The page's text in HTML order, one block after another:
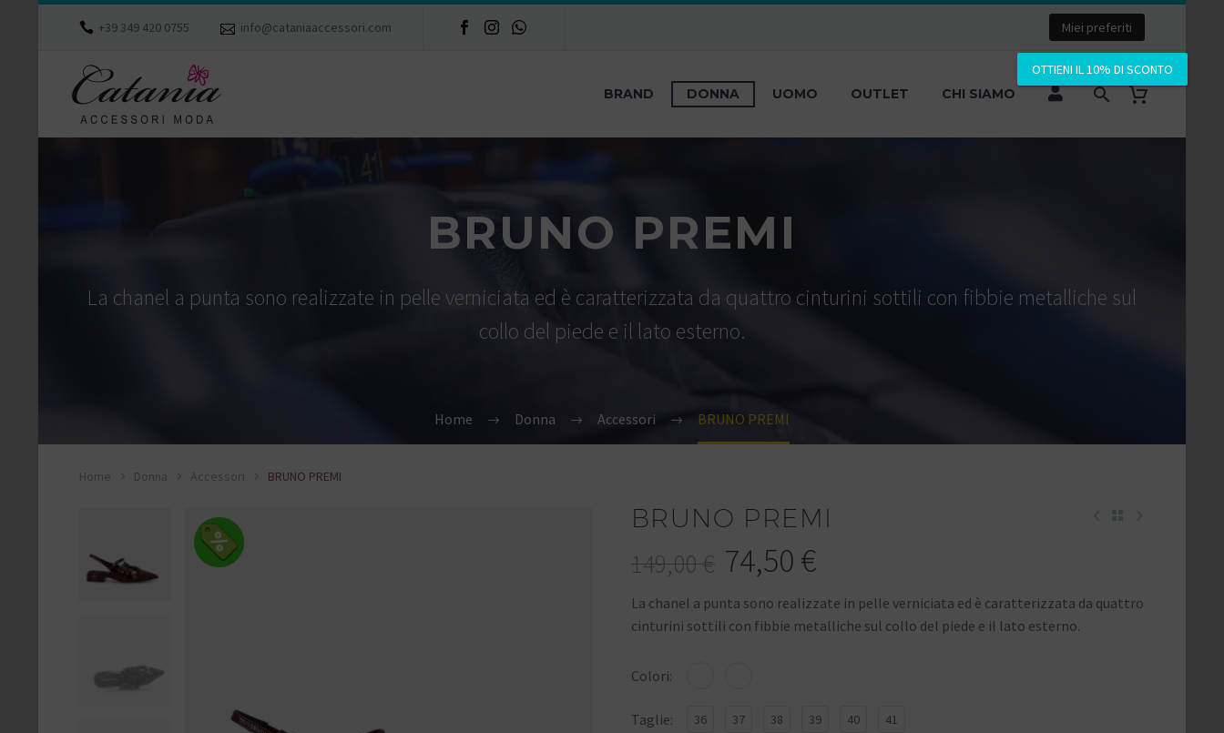
OTTIENI IL 10% DI SCONTO
+39 349 420 0755 info@cataniaaccessori.com Miei preferiti
BRAND DONNA UOMO OUTLET CHI SIAMO
BRUNO PREMI
La chanel a punta sono realizzate in pelle verniciata ed è caratterizzata da quattro cinturini sottili con fibbie metalliche sul
collo del piede e il lato esterno.
Home Donna Accessori BRUNO PREMI
Home Donna Accessori BRUNO PREMI
BRUNO PREMI
149,00€ 74,50 €
La chanel a punta sono realizzate in pelle verniciata ed è caratterizzata da quattro
cinturini sottili con fibbie metalliche sul collo del piede e il lato esterno.
Colori
Taglie 36 37 38 39 40 41